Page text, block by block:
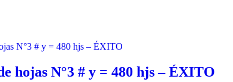
hojas N°3 # y = 480 hjs – ÉXITO